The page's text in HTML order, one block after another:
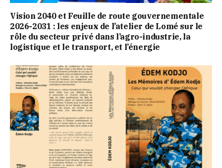
Vision 2040 et Feuille de route gouvernementale
2026-2031 : les enjeux de l’atelier de Lomé sur le
rôle du secteur privé dans l’agro-industrie, la
logistique et le transport, et l’énergie